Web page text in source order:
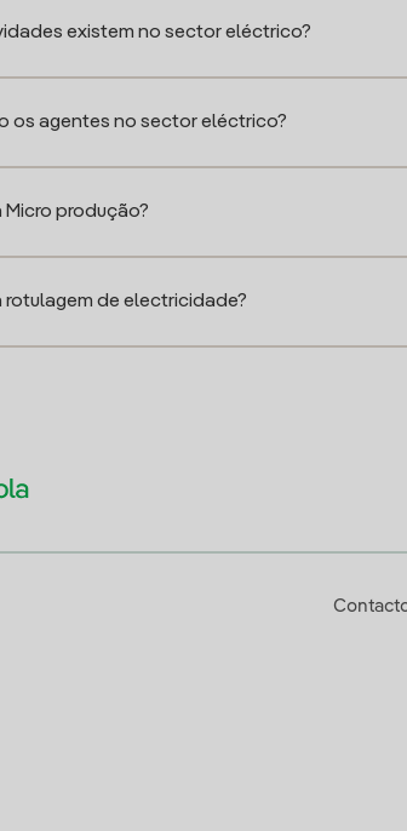
existem no sector eléctrico?
os agentes no sector eléctrico?
Micro produção?
rotulagem de electricidade?